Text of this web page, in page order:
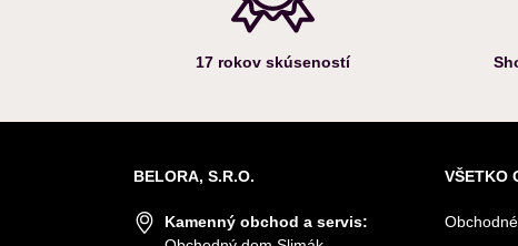
17 rokov skúseností
BELORA, S.R.O.
Kamenný obchod a servis:
VŠETKO